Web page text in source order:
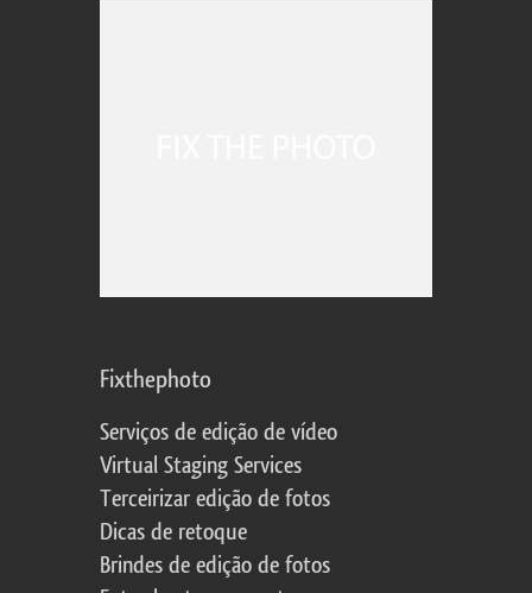
Fixthephoto
Serviços de edição de vídeo
Virtual Staging Services
Terceirizar edição de fotos
Dicas de retoque
Brindes de edição de fotos